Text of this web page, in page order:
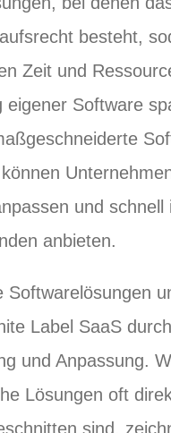
besteht,
Zeit und
eigener Software
und schnell
anbieten.
Softwarelösungen
Label SaaS
und Anpassung.
Lösungen oft
sind,